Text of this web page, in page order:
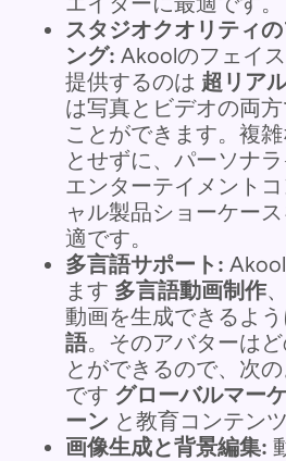
スタジオクオリティ
ング: Akoolのフェイ
提供するのは 超リア
は写真とビデオの両
ことができます。複
とせずに、パーソナラ
エンターテイメント
ャル製品ショーケー
適です。
多言語サポート:
ます 多言語動画制作
動画を生成できるよ
語。そのアバターは
とができるので、次
です グローバルマー
ーン と教育コンテンツ
画像生成と背景編集: